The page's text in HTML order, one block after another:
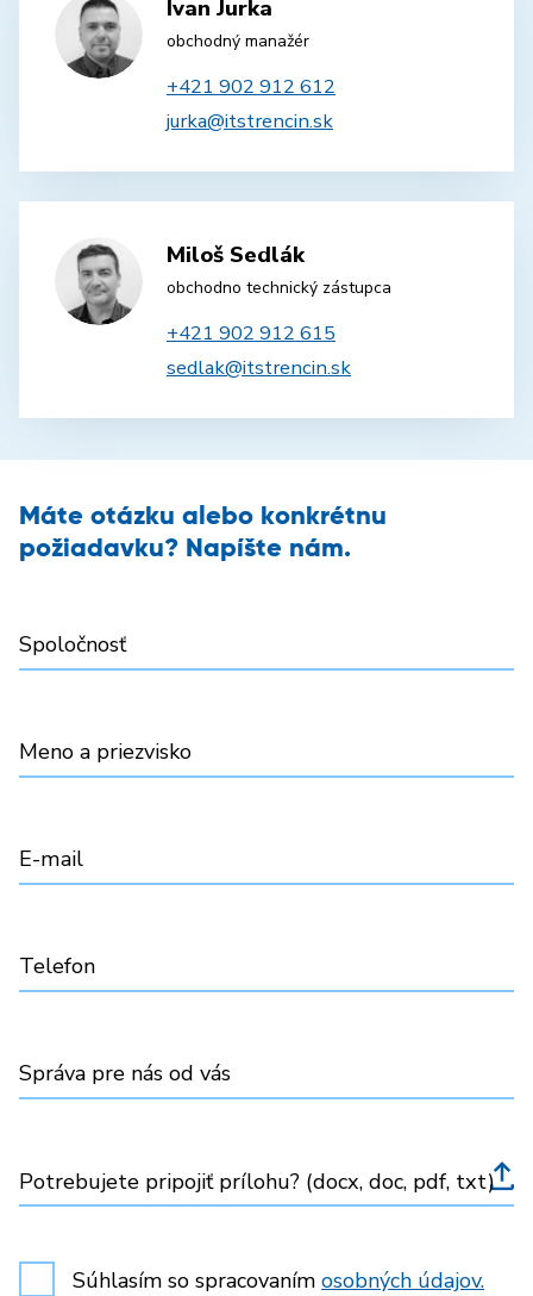
Ivan Jurka
obchodný manažér
+421 902 912 612
jurka@itstrencin.sk
Miloš Sedlák
obchodno technický zástupca
+421 902 912 615
sedlak@itstrencin.sk
Máte otázku alebo konkrétnu
požiadavku? Napíšte nám.
Spoločnosť
Meno a priezvisko
E-mail
Telefon
Správa pre nás od vás
Potrebujete pripojiť prílohu? (docx, doc, pdf, txt)
Súhlasím so spracovaním osobných údajov.